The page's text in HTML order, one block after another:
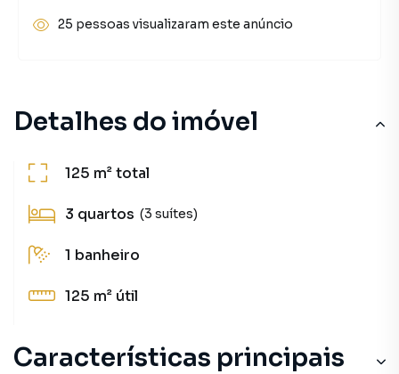
Detalhes do imóvel
125 m²total
3 quartos (3 suítes)
1 banheiro
125 m² útil
Características principais
25 pessoas visualizaram este anúncio